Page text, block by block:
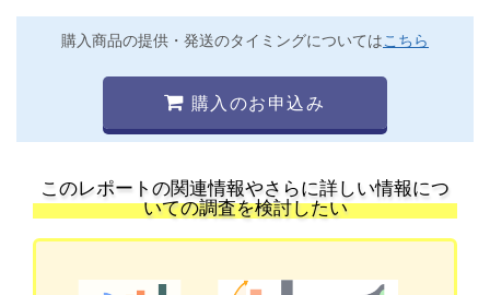
購入商品の提供・発送のタイミングについてはこちら
購入のお申込み
このレポートの関連情報やさらに詳しい情報につ
いての調査を検討したい